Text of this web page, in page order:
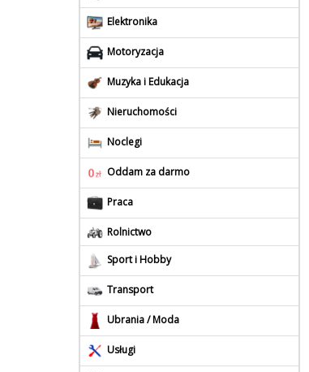
Elektronika
Motoryzacja
Muzyka i Edukacja
Nieruchomości
Noclegi
Oddam za darmo
Praca
Rolnictwo
Sport i Hobby
Transport
Ubrania / Moda
Usługi